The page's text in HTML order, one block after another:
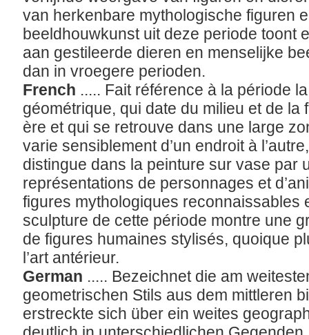
van herkenbare mythologische figuren
beeldhouwkunst uit deze periode toont
aan gestileerde dieren en menselijke
dan in vroegere perioden.
French ..... Fait référence à la période
géométrique, qui date du milieu et de la
ère et qui se retrouve dans une large
varie sensiblement d’un endroit à
distingue dans la peinture sur vase par
représentations de personnages et
figures mythologiques reconnaissables
sculpture de cette période montre une
de figures humaines stylisés, quoique
l’art antérieur.
German ..... Bezeichnet die am
geometrischen Stils aus dem mittleren
erstreckte sich über ein weites